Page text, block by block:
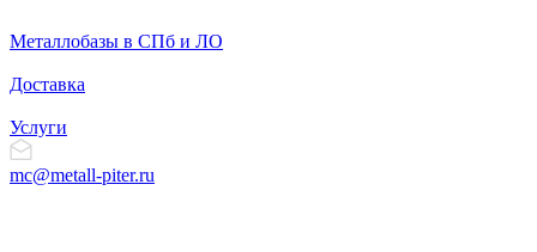
Металлобазы в СПб и ЛО
Доставка
Услуги
mc@metall-piter.ru